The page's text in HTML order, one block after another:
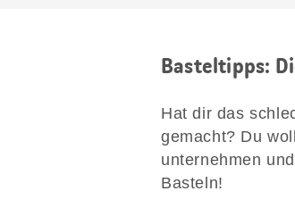
Basteltipps:
Hat dir das
gemacht? Du
unternehmen
Basteln!